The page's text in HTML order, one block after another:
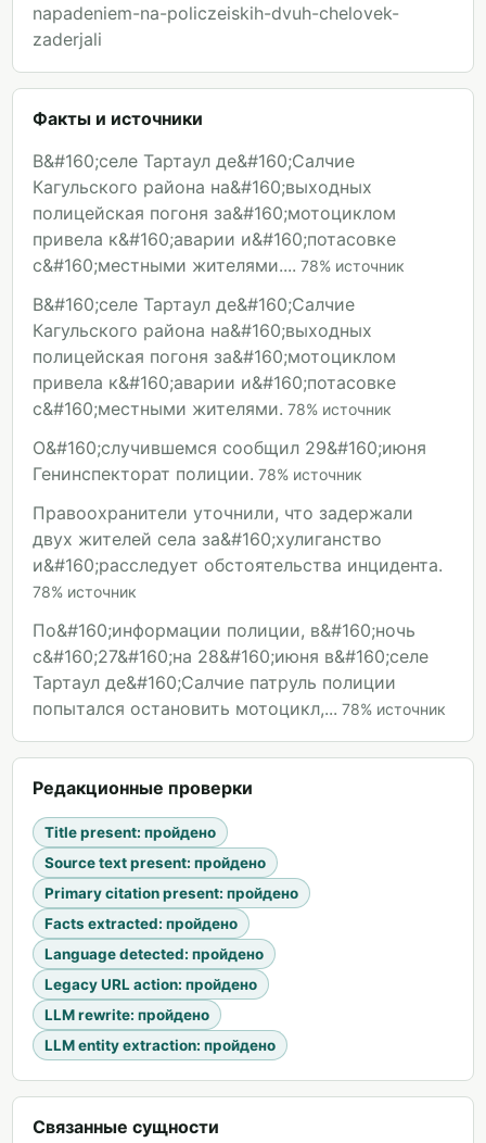
napadeniem-na-policzeiskih-dvuh-chelovek-
zaderjali
Факты и источники
В&#160;селе Тартаул де&#160;Салчие
Кагульского района на&#160;выходных
полицейская погоня за&#160;мотоциклом
привела к&#160;аварии и&#160;потасовке
с&#160;местными жителями.... 78% источник
В&#160;селе Тартаул де&#160;Салчие
Кагульского района на&#160;выходных
полицейская погоня за&#160;мотоциклом
привела к&#160;аварии и&#160;потасовке
с&#160;местными жителями. 78% источник
О&#160;случившемся сообщил 29&#160;июня
Генинспекторат полиции. 78% источник
Правоохранители уточнили, что задержали
двух жителей села за&#160;хулиганство
и&#160;расследует обстоятельства инцидента.
78% источник
По&#160;информации полиции, в&#160;ночь
с&#160;27&#160;на 28&#160;июня в&#160;селе
Тартаул де&#160;Салчие патруль полиции
попытался остановить мотоцикл,... 78% источник
Редакционные проверки
Title present: пройдено
Source text present: пройдено
Primary citation present: пройдено
Facts extracted: пройдено
Language detected: пройдено
Legacy URL action: пройдено
LLM rewrite: пройдено
LLM entity extraction: пройдено
Связанные сущности